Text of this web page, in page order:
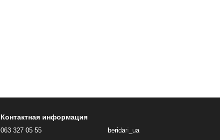
Контактная информация
063 327 05 55 beridari_ua